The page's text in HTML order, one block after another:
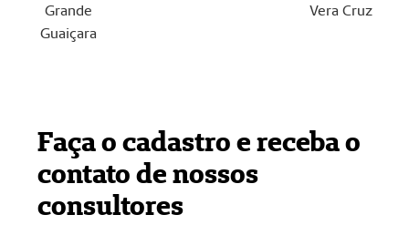
Grande
Guaiçara
Vera Cruz
Faça o cadastro e receba o
contato de nossos
consultores